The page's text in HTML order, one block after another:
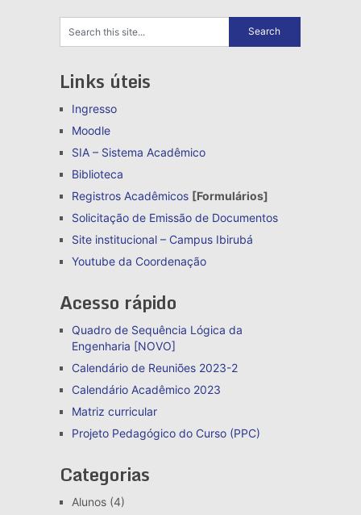
Links úteis
Ingresso
Moodle
SIA – Sistema Acadêmico
Biblioteca
Registros Acadêmicos [Formulários]
Solicitação de Emissão de Documentos
Site institucional – Campus Ibirubá
Youtube da Coordenação
Acesso rápido
Quadro de Sequência Lógica da
Engenharia [NOVO]
Calendário de Reuniões 2023-2
Calendário Acadêmico 2023
Matriz curricular
Projeto Pedagógico do Curso (PPC)
Categorias
Alunos(4)